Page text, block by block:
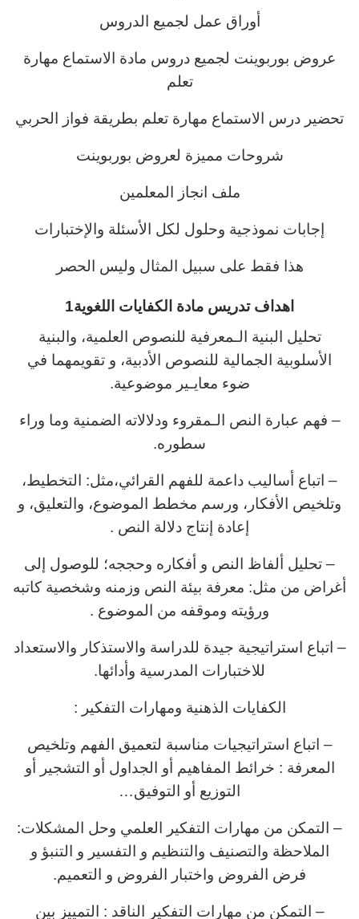
أوراق عمل لجميع الدروس
عروض بوربوينت لجميع دروس مادة الاستماع مهارة
تعلم
تحضير درس الاستماع مهارة تعلم بطريقة فواز الحربي
شروحات مميزة لعروض بوربوينت
ملف انجاز المعلمين
إجابات نموذجية وحلول لكل الأسئلة والإختبارات
هذا فقط على سبيل المثال وليس الحصر
اهداف تدريس مادة الكفايات اللغوية1
تحليل البنية الـمعرفية للنصوص العلمية، والبنية
الأسلوبية الجمالية للنصوص الأدبية، و تقويمهما في
ضوء معايـير موضوعية.
– فهم عبارة النص الـمقروء ودلالاته الضمنية وما وراء
سطوره.
– اتباع أساليب داعمة للفهم القرائي،مثل: التخطيط،
وتلخيص الأفكار، ورسم مخطط الموضوع، والتعليق، و
إعادة إنتاج دلالة النص .
– تحليل ألفاظ النص و أفكاره وحججه؛ للوصول إلى
أغراض من مثل: معرفة بيئة النص وزمنه وشخصية كاتبه
ورؤيته وموقفه من الموضوع .
– اتباع استراتيجية جيدة للدراسة والاستذكار والاستعداد
للاختبارات المدرسية وأدائها.
الكفايات الذهنية ومهارات التفكير :
– اتباع استراتيجيات مناسبة لتعميق الفهم وتلخيص
المعرفة : خرائط المفاهيم أو الجداول أو التشجير أو
التوزيع أو التوفيق…
– التمكن من مهارات التفكير العلمي وحل المشكلات:
الملاحظة والتصنيف والتنظيم و التفسير و التنبؤ و
فرض الفروض واختبار الفروض و التعميم.
– التمكن من مهارات التفكير الناقد : التمييز بين